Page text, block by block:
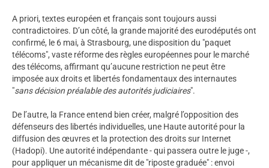
A priori, textes européen et français sont toujours aussi
contradictoires. D’un côté, la grande majorité des eurodéputés ont
confirmé, le 6 mai, à Strasbourg, une disposition du "paquet
télécoms", vaste réforme des règles européennes pour le marché
des télécoms, affirmant qu’aucune restriction ne peut être
imposée aux droits et libertés fondamentaux des internautes
"sans décision préalable des autorités judiciaires".
De l’autre, la France entend bien créer, malgré l’opposition des
défenseurs des libertés individuelles, une Haute autorité pour la
diffusion des œuvres et la protection des droits sur Internet
(Hadopi). Une autorité indépendante - qui passera outre le juge -,
pour appliquer un mécanisme dit de "riposte graduée" : envoi